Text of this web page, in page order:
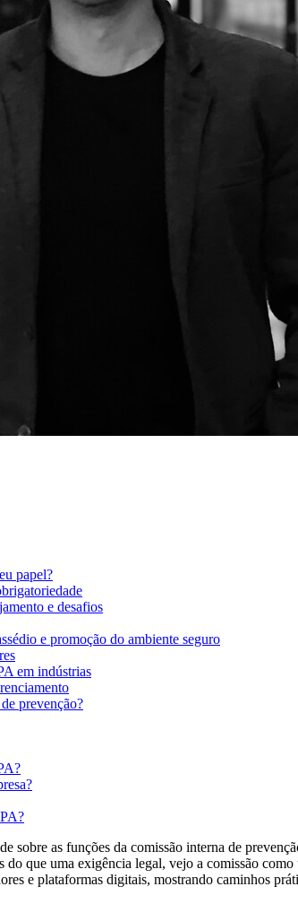
papel?
e desafios
e promoção do ambiente seguro
em indústrias
prevenção?
sobre as funções da comissão interna de
do que uma exigência legal, vejo a comissão
e plataformas digitais, mostrando caminhos